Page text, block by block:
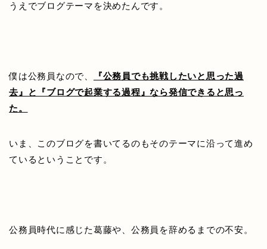
うえでブログテーマを決めたんです。
僕は公務員なので、
『公務員でも挑戦したいと思った過
去』と『ブログで起業する過程』なら発信できると思っ
た。
いま、このブログを書いてるのもそのテーマに沿って進め
ているということです。
公務員時代に感じた葛藤や、公務員を辞めるまでの不安。